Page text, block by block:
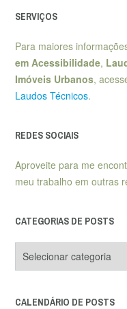
SERVIÇOS
Para maiores
em Acessibilidade,
Imóveis Urbanos,
Laudos Técnicos.
REDES SOCIAIS
Aproveite para me
meu trabalho em outras
CATEGORIAS DE POSTS
de
CALENDÁRIO DE POSTS